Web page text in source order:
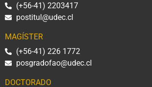
(+56-41) 2203417
postitul@udec.cl
MAGÍSTER
(+56-41) 226 1772
posgradofao@udec.cl
DOCTORADO